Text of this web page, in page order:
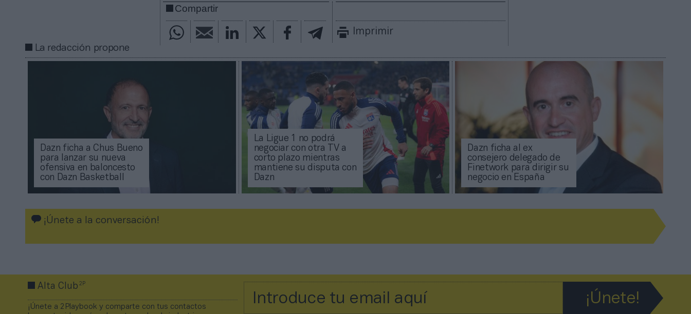
Compartir
Imprimir
La redacción propone
Dazn ficha a Chus Bueno
para lanzar su nueva
ofensiva en baloncesto
con Dazn Basketball
La Ligue 1 no podrá
negociar con otra TV a
corto plazo mientras
mantiene su disputa con
Dazn
Dazn ficha al ex
consejero delegado de
Finetwork para dirigir su
negocio en España
¡Únete a la conversación!
Alta Club2P
¡Únete a 2Playbook y comparte con tus contactos